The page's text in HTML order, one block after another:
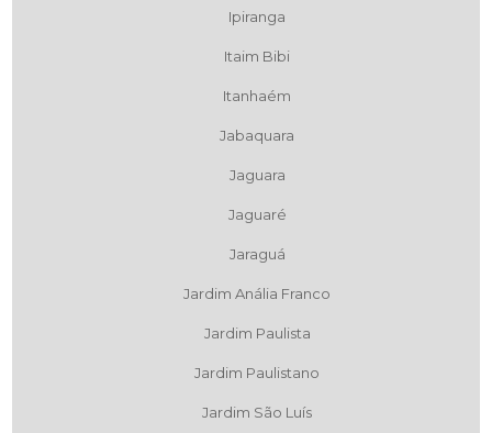
Ipiranga
Itaim Bibi
Itanhaém
Jabaquara
Jaguara
Jaguaré
Jaraguá
Jardim Anália Franco
Jardim Paulista
Jardim Paulistano
Jardim São Luís